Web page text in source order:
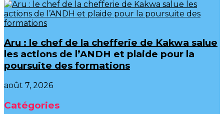
Aru : le chef de la chefferie de Kakwa salue
les actions de l’ANDH et plaide pour la
poursuite des formations
août 7, 2026
Catégories